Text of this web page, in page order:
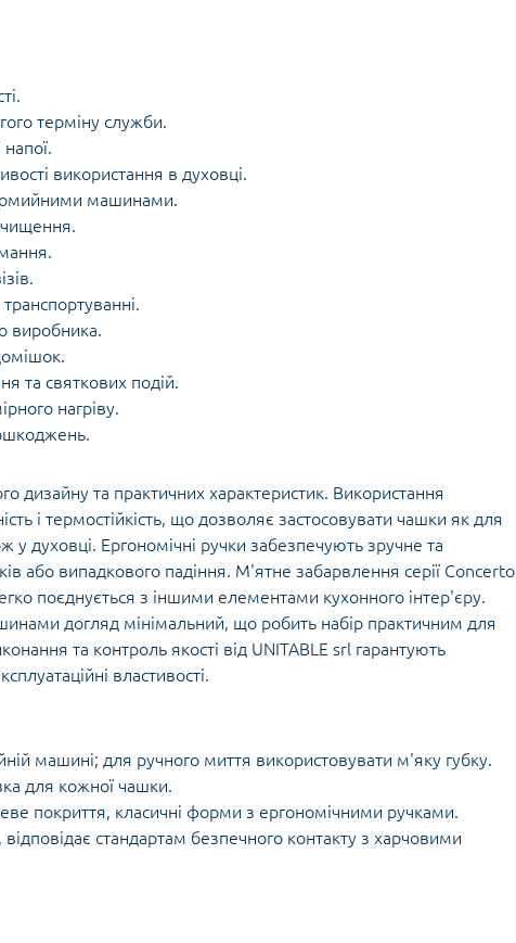
терміну служби.
напої.
використання в духовці.
машинами.
виробника.
та святкових подій.
нагріву.
дизайну та практичних характеристик. Використання
і термостійкість, що дозволяє застосовувати чашки як для
у духовці. Ергономічні ручки забезпечують зручне та
або випадкового падіння. М'ятне забарвлення серії Concerto
поєднується з іншими елементами кухонного інтер'єру.
догляд мінімальний, що робить набір практичним для
та контроль якості від UNITABLE srl гарантують
властивості.
машині; для ручного миття використовувати м'яку губку.
для кожної чашки.
покриття, класичні форми з ергономічними ручками.
стандартам безпечного контакту з харчовими